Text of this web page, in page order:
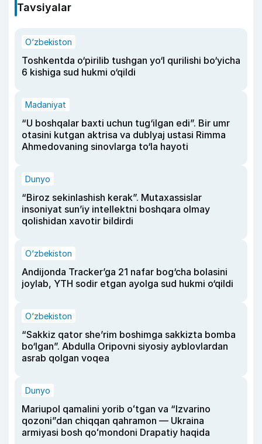
Tavsiyalar
O‘zbekiston
Toshkentda o‘pirilib tushgan yo‘l qurilishi bo‘yicha
6 kishiga sud hukmi o‘qildi
Madaniyat
“U boshqalar baxti uchun tug‘ilgan edi”. Bir umr
otasini kutgan aktrisa va dublyaj ustasi Rimma
Ahmedovaning sinovlarga to‘la hayoti
Dunyo
“Biroz sekinlashish kerak”. Mutaxassislar
insoniyat sun’iy intellektni boshqara olmay
qolishidan xavotir bildirdi
O‘zbekiston
Andijonda Tracker’ga 21 nafar bog‘cha bolasini
joylab, YTH sodir etgan ayolga sud hukmi o‘qildi
O‘zbekiston
“Sakkiz qator she’rim boshimga sakkizta bomba
bo‘lgan”. Abdulla Oripovni siyosiy ayblovlardan
asrab qolgan voqea
Dunyo
Mariupol qamalini yorib oʻtgan va “Izvarino
qozoni”dan chiqqan qahramon — Ukraina
armiyasi bosh qoʻmondoni Drapatiy haqida